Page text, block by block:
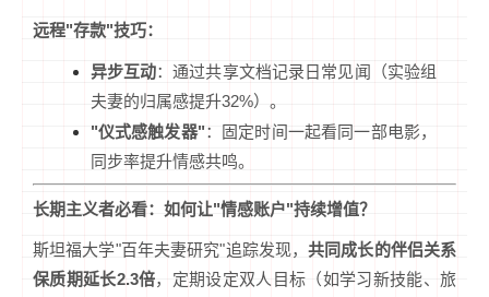
远程"存款"技巧：
异步互动：通过共享文档记录日常见闻（实验组
夫妻的归属感提升32%）。
"仪式感触发器"：固定时间一起看同一部电影，
同步率提升情感共鸣。
长期主义者必看：如何让"情感账户"持续增值？
斯坦福大学"百年夫妻研究"追踪发现，共同成长的伴侣关系
保质期延长2.3倍，定期设定双人目标（如学习新技能、旅